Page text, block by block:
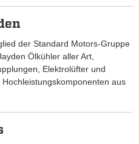
der Standard Motors-Gruppe
Ölkühler aller Art,
Elektrolüfter und
Hochleistungskomponenten aus